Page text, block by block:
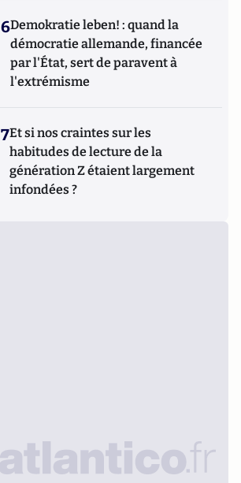
6Demokratie leben! : quand la
démocratie allemande, financée
par l'État, sert de paravent à
l'extrémisme
7Et si nos craintes sur les
habitudes de lecture de la
génération Z étaient largement
infondées ?